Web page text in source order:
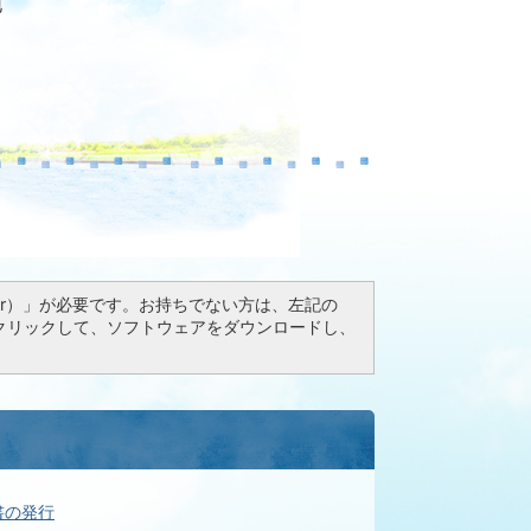
」が必要です。お持ちでない方は、左記の
ックして、ソフトウェアをダウンロードし、
の発行